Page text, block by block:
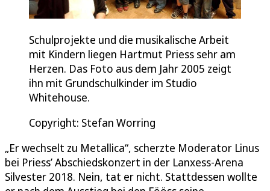
Schulprojekte und die musikalische Arbeit
mit Kindern liegen Hartmut Priess sehr am
Herzen. Das Foto aus dem Jahr 2005 zeigt
ihn mit Grundschulkinder im Studio
Whitehouse.
Copyright: Stefan Worring
„Er wechselt zu Metallica“, scherzte Moderator Linus
bei Priess’ Abschiedskonzert in der Lanxess-Arena
Silvester 2018. Nein, tat er nicht. Stattdessen wollte